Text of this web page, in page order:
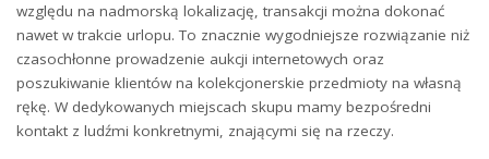
względu na nadmorską lokalizację, transakcji można dokonać
nawet w trakcie urlopu. To znacznie wygodniejsze rozwiązanie niż
czasochłonne prowadzenie aukcji internetowych oraz
poszukiwanie klientów na kolekcjonerskie przedmioty na własną
rękę. W dedykowanych miejscach skupu mamy bezpośredni
kontakt z ludźmi konkretnymi, znającymi się na rzeczy.